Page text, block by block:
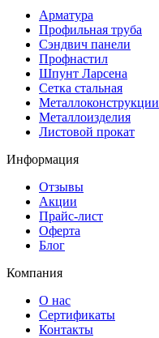
Арматура
Профильная труба
Сэндвич панели
Профнастил
Шпунт Ларсена
Сетка стальная
Металлоконструкции
Металлоизделия
Листовой прокат
Информация
Отзывы
Акции
Прайс-лист
Оферта
Блог
Компания
О нас
Сертификаты
Контакты